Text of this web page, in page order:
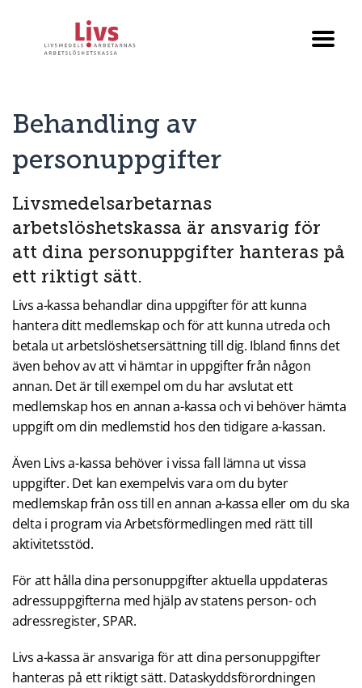
Behandling av
personuppgifter
Livsmedelsarbetarnas
arbetslöshetskassa är ansvarig för
att dina personuppgifter hanteras på
ett riktigt sätt.
Livs a-kassa behandlar dina uppgifter för att kunna
hantera ditt medlemskap och för att kunna utreda och
betala ut arbetslöshetsersättning till dig. Ibland finns det
även behov av att vi hämtar in uppgifter från någon
annan. Det är till exempel om du har avslutat ett
medlemskap hos en annan a-kassa och vi behöver hämta
uppgift om din medlemstid hos den tidigare a-kassan.
Även Livs a-kassa behöver i vissa fall lämna ut vissa
uppgifter. Det kan exempelvis vara om du byter
medlemskap från oss till en annan a-kassa eller om du ska
delta i program via Arbetsförmedlingen med rätt till
aktivitetsstöd.
För att hålla dina personuppgifter aktuella uppdateras
adressuppgifterna med hjälp av statens person- och
adressregister, SPAR.
Livs a-kassa är ansvariga för att dina personuppgifter
hanteras på ett riktigt sätt. Dataskyddsförordningen